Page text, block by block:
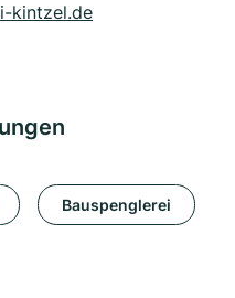
kintzel.de
Bauspenglerei